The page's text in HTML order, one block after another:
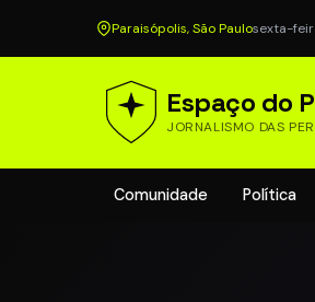
Paraisópolis, São Paulosexta-
Espaço do
JORNALISMO DAS
Comunidade Política